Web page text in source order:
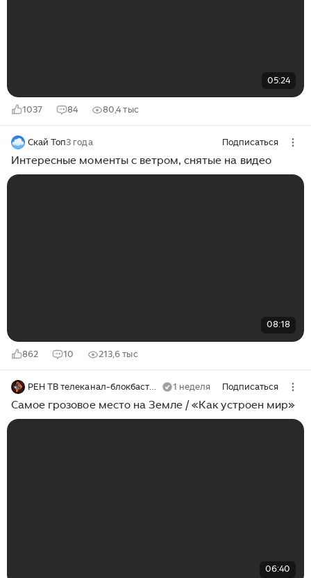
05:24
1037 84 80,4 тыс
Скай Топ3 года Подписаться
Интересные моменты с ветром, снятые на видео
08:18
862 10 213,6 тыс
1 неделя Подписаться
Самое грозовое место на Земле / «Как устроен мир»
06:40